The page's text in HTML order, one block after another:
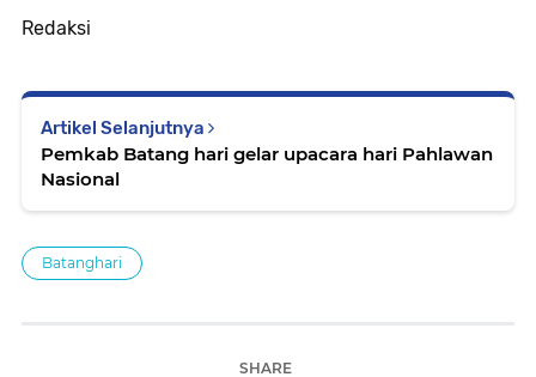
Redaksi
Artikel Selanjutnya
Pemkab Batang hari gelar upacara hari Pahlawan
Nasional
Batanghari
SHARE